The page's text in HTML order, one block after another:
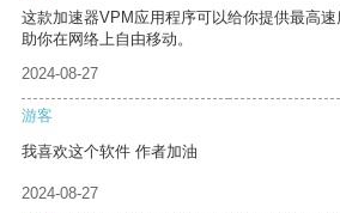
这款加速器VPM应用程序可以给你提供最高
助你在网络上自由移动。
2024-08-27
游客
我喜欢这个软件 作者加油
2024-08-27